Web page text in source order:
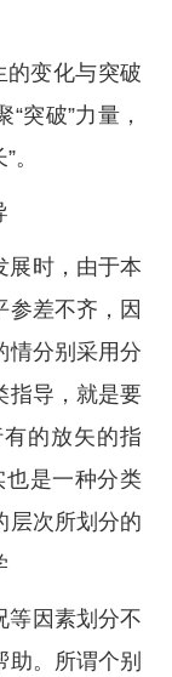
的变化与突破
突破”力量，
。
展时，由于本
参差不齐，因
情分别采用分
指导，就是要
的放矢的指
也是一种分类
层次所划分的
等因素划分不
助。所谓个别